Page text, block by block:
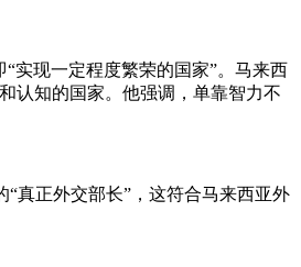
实现一定程度繁荣的国家”。马来西
认知的国家。他强调，单靠智力不
真正外交部长”，这符合马来西亚外